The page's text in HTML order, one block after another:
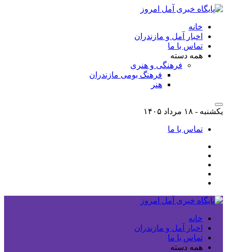
خانه
اخبار آمل و مازندران
تماس با ما
همه دسته
فرهنگی و هنری
فرهنگ بومی مازندران
هنر
یکشنبه - ۱۸ مرداد ۱۴۰۵
تماس با ما
خانه
اخبار آمل و مازندران
تماس با ما
همه دسته